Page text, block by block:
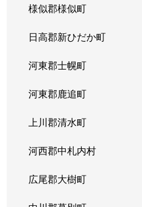
様似郡様似町
日高郡新ひだか町
河東郡士幌町
河東郡鹿追町
上川郡清水町
河西郡中札内村
広尾郡大樹町